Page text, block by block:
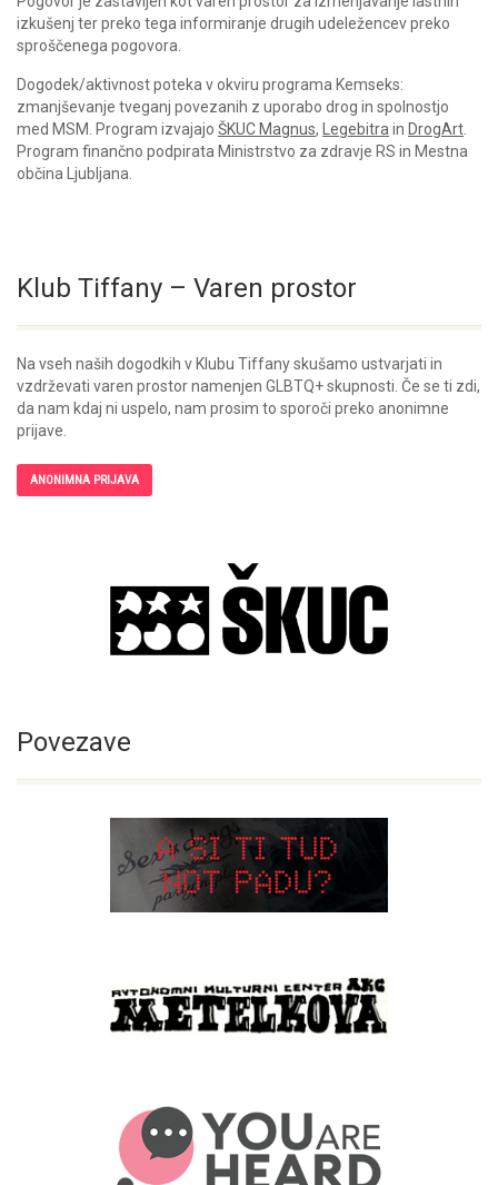
izkušenj ter preko tega informiranje drugih udeležencev preko
sproščenega pogovora.
Dogodek/aktivnost poteka v okviru programa Kemseks:
zmanjševanje tveganj povezanih z uporabo drog in spolnostjo
med MSM. Program izvajajo ŠKUC Magnus, Legebitra in DrogArt
Program finančno podpirata Ministrstvo za zdravje RS in Mestna
občina Ljubljana.
Klub Tiffany – Varen prostor
Na vseh naših dogodkih v Klubu Tiffany skušamo ustvarjati in
vzdrževati varen prostor namenjen GLBTQ+ skupnosti. Če se ti zdi,
da nam kdaj ni uspelo, nam prosim to sporoči preko anonimne
prijave.
ANONIMNA PRIJAVA
Povezave